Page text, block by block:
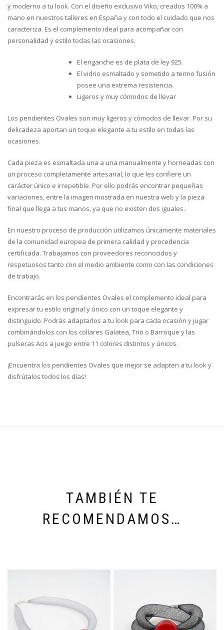
y moderno a tu look. Con el diseño exclusivo Viko, creados 100% a
mano en nuestros talleres en España y con todo el cuidado que nos
caracteriza. Es el complemento ideal para acompañar con
personalidad y estilo todas las ocasiones.
El enganche es de plata de ley 925.
El vidrio esmaltado y sometido a termo fusión
posee una extrema resistencia.
Ligeros y muy cómodos de llevar
Los pendientes Ovales son muy ligeros y cómodos de llevar. Por su
delicadeza aportan un toque elegante a tu estilo en todas las
ocasiones.
Cada pieza es esmaltada una a una manualmente y horneadas con
un proceso completamente artesanal, lo que les confiere un
carácter único e irrepetible. Por ello podrás encontrar pequeñas
variaciones, entre la imagen mostrada en nuestra web y la pieza
final que llega a tus manos, ya que no existen dos iguales.
En nuestro proceso de producción utilizamos únicamente materiales
de la comunidad europea de primera calidad y procedencia
certificada. Trabajamos con proveedores reconocidos y
respetuosos tanto con el medio ambiente como con las condiciones
de trabajo.
Encontrarás en los pendientes Ovales el complemento ideal para
expresar tu estilo original y único con un toque elegante y
distinguido. Podrás adaptarlos a tu look para cada ocasión y jugar
combinándolos con los collares Galatea, Trio o Barroque y las
pulseras Acis a juego entre 11 colores distintos y únicos.
¡Encuentra los pendientes Ovales que mejor se adapten a tu look y
disfrútalos todos los días!
TAMBIÉN TE
RECOMENDAMOS…